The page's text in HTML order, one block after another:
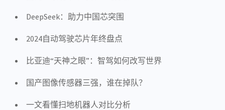
DeepSeek：助力中国芯突围
2024自动驾驶芯片年终盘点
比亚迪“天神之眼”：智驾如何改写世界
国产图像传感器三强，谁在掉队？
一文看懂扫地机器人对比分析